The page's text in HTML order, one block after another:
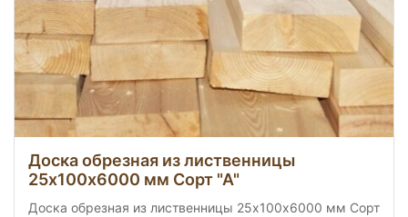
Доска обрезная из лиственницы
25х100х6000 мм Сорт "А"
Доска обрезная из лиственницы 25х100х6000 мм Сорт